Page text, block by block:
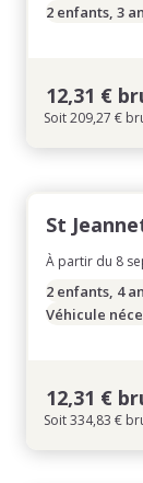
2 enfants, 3
12,31 €
Soit 209,27 €
St
À partir du 8
2 enfants, 4
Véhicule
12,31 €
Soit 334,83 €